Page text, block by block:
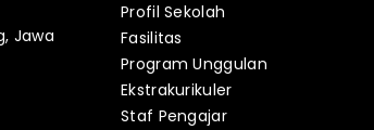
Jawa
Profil Sekolah
Fasilitas
Program Unggulan
Ekstrakurikuler
Staf Pengajar